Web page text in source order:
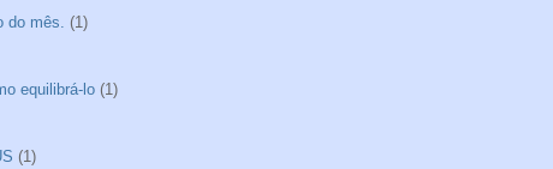
do mês. (1)
equilibrá-lo (1)
(1)